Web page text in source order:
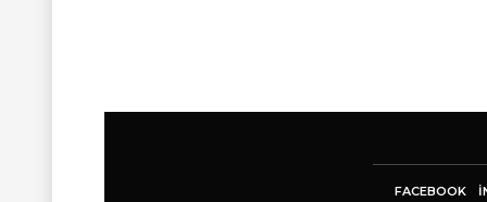
FACEBOOK